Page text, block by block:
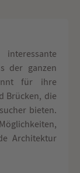
der ganzen
für ihre
Brücken, die
bieten.
Architektur